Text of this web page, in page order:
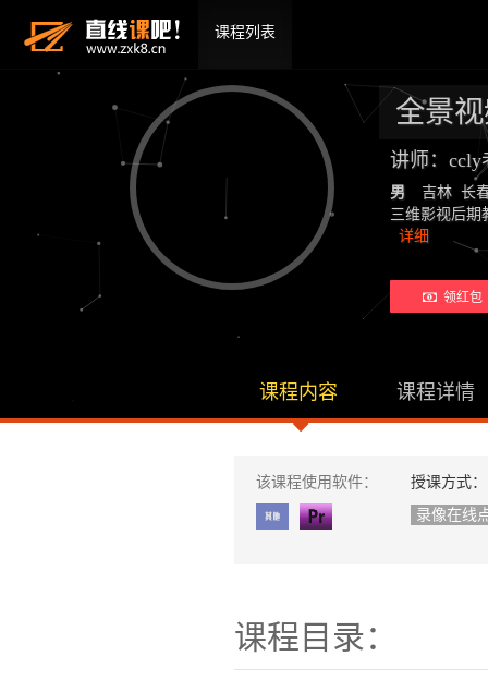
课程列表
全景
讲师：ccly
男
吉林 长
三维影视后期
详细
领红包
课程内容 课程详情
该课程使用软件：
授课方式：
录像在线
课程目录：